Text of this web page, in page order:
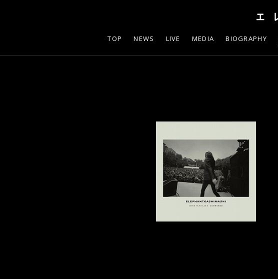
TOP NEWS LIVE MEDIA BIOGRAPHY